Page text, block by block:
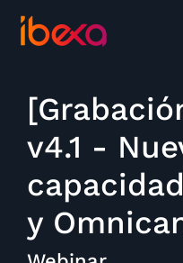
v4.1 -
y